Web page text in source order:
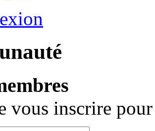
vous inscrire